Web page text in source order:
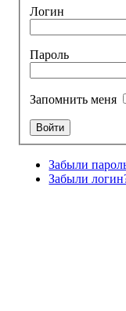
Логин
Пароль
Запомнить меня
Забыли
Забыли